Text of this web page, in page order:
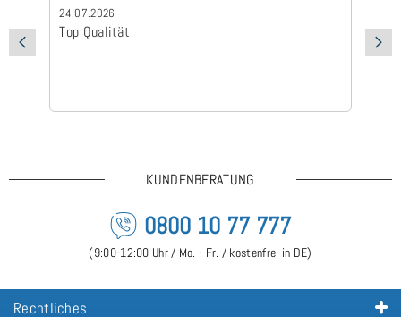
24.07.2026
Top Qualität
KUNDENBERATUNG
0800 10 77 777
(9:00-12:00 Uhr / Mo. - Fr. / kostenfrei in DE)
Rechtliches